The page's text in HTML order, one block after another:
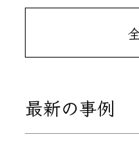
最新の事例